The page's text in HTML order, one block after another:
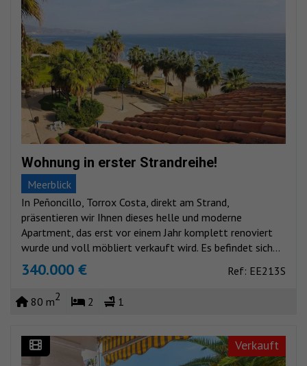
Wohnung in erster Strandreihe!
Meerblick
In Peñoncillo, Torrox Costa, direkt am Strand,
präsentieren wir Ihnen dieses helle und moderne
Apartment, das erst vor einem Jahr komplett renoviert
wurde und voll möbliert verkauft wird. Es befindet sich...
340.000 € Ref: EE213S
80 m2 2 1
Verkauft